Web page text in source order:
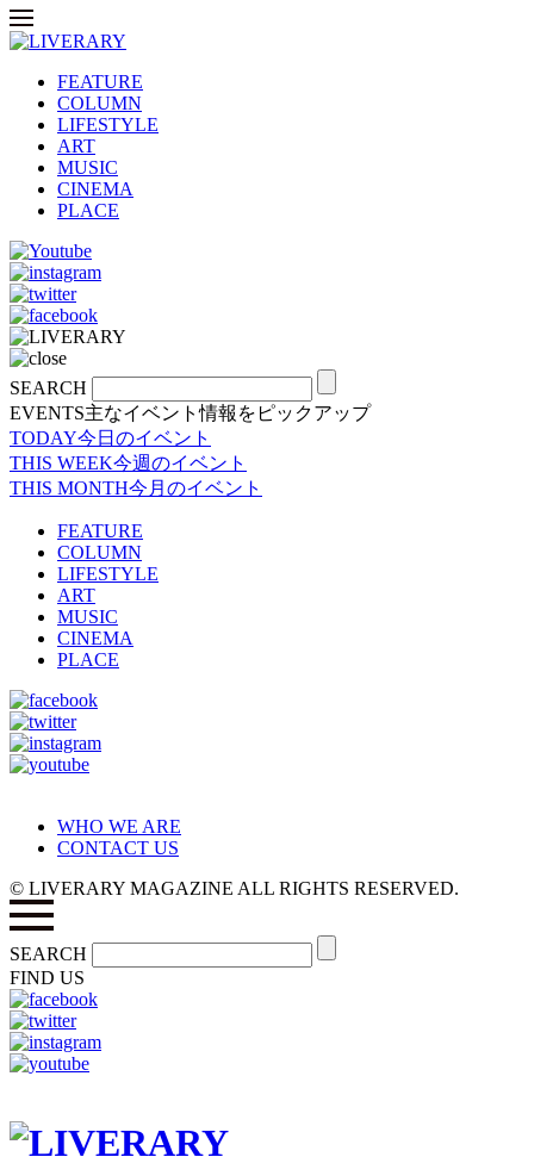
FEATURE
COLUMN
LIFESTYLE
ART
MUSIC
CINEMA
PLACE
SEARCH
EVENTS主なイベント情報をピックアップ
TODAY今日のイベント
THIS WEEK今週のイベント
THIS MONTH今月のイベント
FEATURE
COLUMN
LIFESTYLE
ART
MUSIC
CINEMA
PLACE
WHO WE ARE
CONTACT US
© LIVERARY MAGAZINE ALL RIGHTS RESERVED.
SEARCH
FIND US